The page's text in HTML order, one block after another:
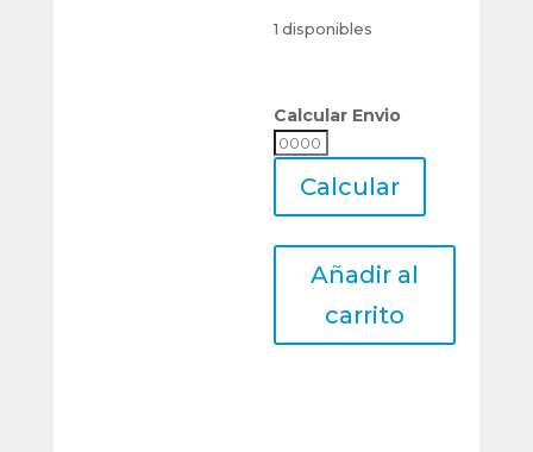
1 disponibles
Calcular Envio
Calcular
Calcular
Porta
Frontal
Añadir al
carrito